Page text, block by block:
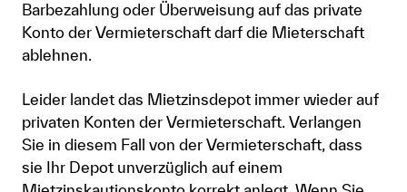
Barbezahlung oder Überweisung auf das private
Konto der Vermieterschaft darf die Mieterschaft
ablehnen.
Leider landet das Mietzinsdepot immer wieder auf
privaten Konten der Vermieterschaft. Verlangen
Sie in diesem Fall von der Vermieterschaft, dass
sie Ihr Depot unverzüglich auf einem